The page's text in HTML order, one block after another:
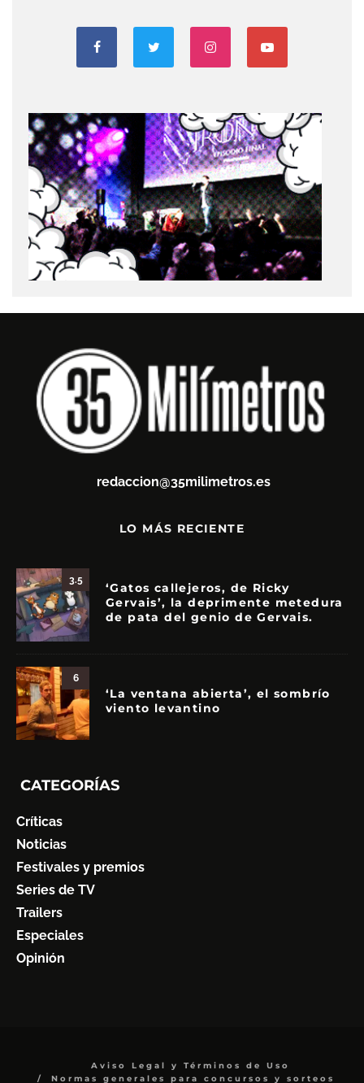
redaccion@35milimetros.es
LO MÁS RECIENTE
3.5
‘Gatos callejeros, de Ricky
Gervais’, la deprimente metedura
de pata del genio de Gervais.
6
‘La ventana abierta’, el sombrío
viento levantino
CATEGORÍAS
Críticas
Noticias
Festivales y premios
Series de TV
Trailers
Especiales
Opinión
Aviso Legal y Términos de Uso
Normas generales para concursos y sorteos